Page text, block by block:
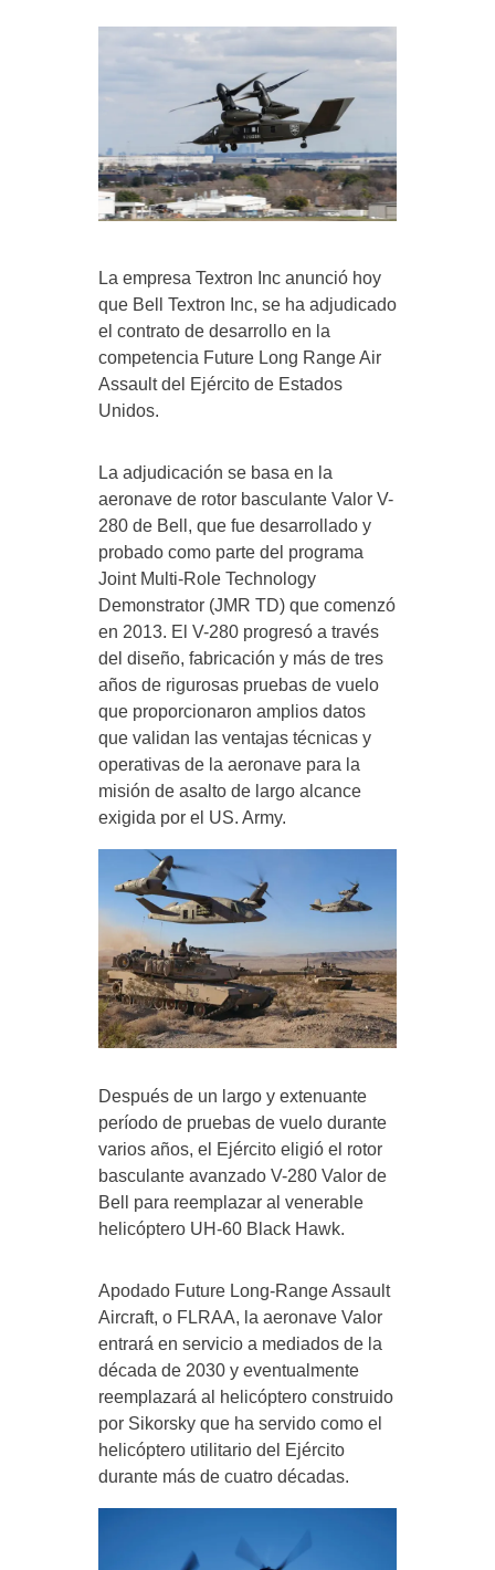
La empresa Textron Inc anunció hoy
que Bell Textron Inc, se ha adjudicado
el contrato de desarrollo en la
competencia Future Long Range Air
Assault del Ejército de Estados
Unidos.
La adjudicación se basa en la
aeronave de rotor basculante Valor V-
280 de Bell, que fue desarrollado y
probado como parte del programa
Joint Multi-Role Technology
Demonstrator (JMR TD) que comenzó
en 2013. El V-280 progresó a través
del diseño, fabricación y más de tres
años de rigurosas pruebas de vuelo
que proporcionaron amplios datos
que validan las ventajas técnicas y
operativas de la aeronave para la
misión de asalto de largo alcance
exigida por el US. Army.
Después de un largo y extenuante
período de pruebas de vuelo durante
varios años, el Ejército eligió el rotor
basculante avanzado V-280 Valor de
Bell para reemplazar al venerable
helicóptero UH-60 Black Hawk.
Apodado Future Long-Range Assault
Aircraft, o FLRAA, la aeronave Valor
entrará en servicio a mediados de la
década de 2030 y eventualmente
reemplazará al helicóptero construido
por Sikorsky que ha servido como el
helicóptero utilitario del Ejército
durante más de cuatro décadas.